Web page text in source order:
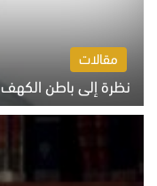
مقالات
نظرة إلى باطن الكهف
السبت 8 أغسطس 2026 11:04 ص